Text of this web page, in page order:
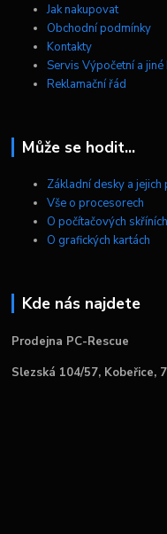
Jak nakupovat
Obchodní podmínky
Kontakty
Servis Výpočetní a jiné
Reklamační řád
Může se hodit...
Základní desky a jejich
Vše o procesorech
O počítačových skříních
O grafických kartách
Kde nás najdete
Prodejna PC-Rescue
Slezská 104/57, Kobeřice,